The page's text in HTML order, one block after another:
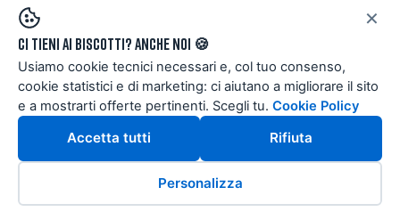
Da Martedì a Sabato dalle 9 alle 12 e dalle 15 alle 19
P.Iva 12143730963
Doctorbike Storeè rivenditore ufficiale CUBE,
×
Ci tieni ai biscotti? Anche noi 🍪
Usiamo cookie tecnici necessari e, col tuo consenso,
cookie statistici e di marketing: ci aiutano a migliorare il sito
e a mostrarti offerte pertinenti. Scegli tu. Cookie Policy
Accetta tutti Rifiuta
Personalizza